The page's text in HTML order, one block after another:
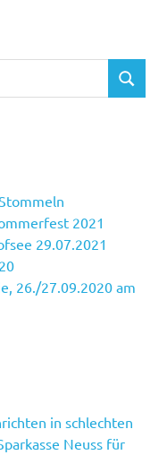
SUCHEN
2021
29.07.2021
26./27.09.2020 am
in schlechten
Neuss für